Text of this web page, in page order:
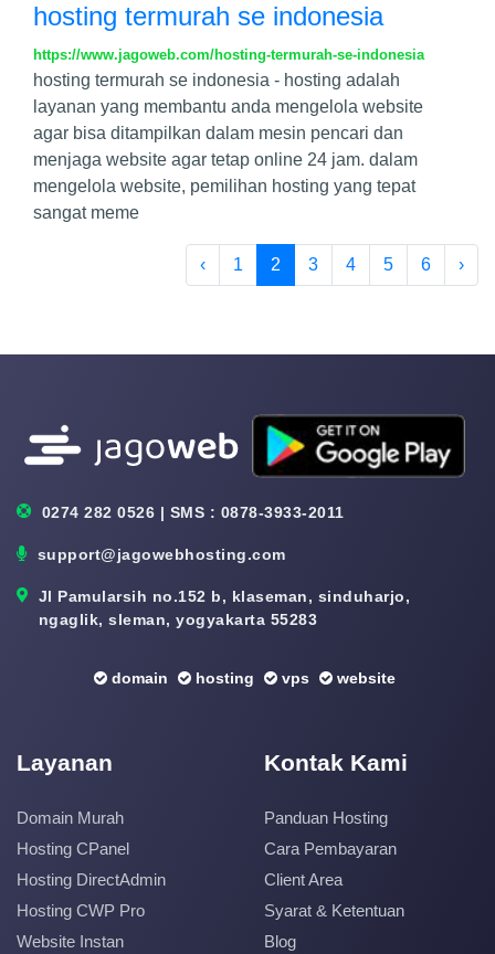
hosting termurah se indonesia
https://www.jagoweb.com/hosting-termurah-se-indonesia
hosting termurah se indonesia - hosting adalah
layanan yang membantu anda mengelola website
agar bisa ditampilkan dalam mesin pencari dan
menjaga website agar tetap online 24 jam. dalam
mengelola website, pemilihan hosting yang tepat
sangat meme
‹ 1 2 3 4 5 6 ›
0274 282 0526 | SMS : 0878-3933-2011
support@jagowebhosting.com
Jl Pamularsih no.152 b, klaseman, sinduharjo,
ngaglik, sleman, yogyakarta 55283
domain hosting vps website
Layanan
Domain Murah
Hosting CPanel
Hosting DirectAdmin
Hosting CWP Pro
Website Instan
Kontak Kami
Panduan Hosting
Cara Pembayaran
Client Area
Syarat & Ketentuan
Blog